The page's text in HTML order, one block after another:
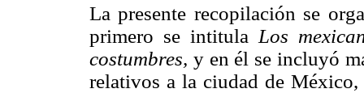
La presente recopilación se
primero se intitula Los
costumbres, y en él se incluyó
relativos a la ciudad de